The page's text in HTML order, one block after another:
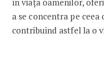
a se concentra pe
contribuind astfel la o